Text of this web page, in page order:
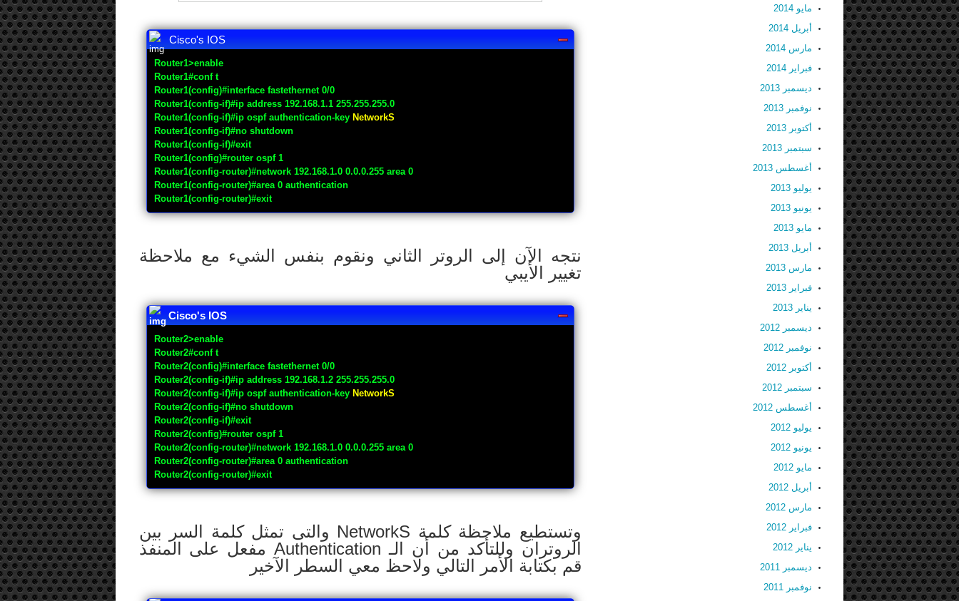
Cisco's IOS
Router1>enable
Router1#conf t
Router1(config)#interface fastethernet 0/0
Router1(config-if)#ip address 192.168.1.1 255.255.255.0
Router1(config-if)#ip ospf authentication-key NetworkS
Router1(config-if)#no shutdown
Router1(config-if)#exit
Router1(config)#router ospf 1
Router1(config-router)#network 192.168.1.0 0.0.0.255 area 0
Router1(config-router)#area 0 authentication
Router1(config-router)#exit
نتجه الآن إلى الروتر الثاني ونقوم بنفس الشيء مع ملاحظة
تغيير الأيبي
Cisco's IOS
Router2>enable
Router2#conf t
Router2(config)#interface fastethernet 0/0
Router2(config-if)#ip address 192.168.1.2 255.255.255.0
Router2(config-if)#ip ospf authentication-key NetworkS
Router2(config-if)#no shutdown
Router2(config-if)#exit
Router2(config)#router ospf 1
Router2(config-router)#network 192.168.1.0 0.0.0.255 area 0
Router2(config-router)#area 0 authentication
Router2(config-router)#exit
وتستطيع ملاحظة كلمة NetworkS والتى تمثل كلمة السر بين
الروتران وللتأكد من أن الـ Authentication مفعل على المنفذ
قم بكتابة الأمر التالي ولاحظ معي السطر الآخير
مايو 2014
أبريل 2014
مارس 2014
فبراير 2014
ديسمبر 2013
نوفمبر 2013
أكتوبر 2013
سبتمبر 2013
أغسطس 2013
يوليو 2013
يونيو 2013
مايو 2013
أبريل 2013
مارس 2013
فبراير 2013
يناير 2013
ديسمبر 2012
نوفمبر 2012
أكتوبر 2012
سبتمبر 2012
أغسطس 2012
يوليو 2012
يونيو 2012
مايو 2012
أبريل 2012
مارس 2012
فبراير 2012
يناير 2012
ديسمبر 2011
نوفمبر 2011